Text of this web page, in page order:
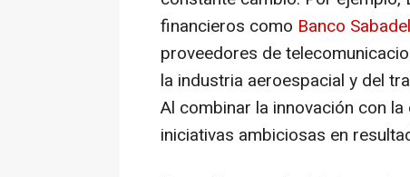
financieros como Banco
proveedores de
la industria aeroespacial y del
Al combinar la innovación con
iniciativas ambiciosas en